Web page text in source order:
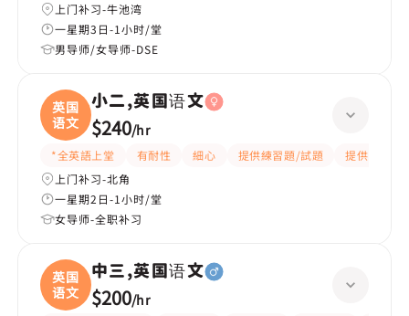
上门补习-牛池湾
一星期3日-1小时/堂
男导师/女导师-DSE
英国
语文
小二,英国语文
$240/hr
*全英語上堂 有耐性 細心 提供練習題/試題
提供筆記
上门补习-北角
一星期2日-1小时/堂
女导师-全职补习
英国
语文
中三,英国语文
$200/hr